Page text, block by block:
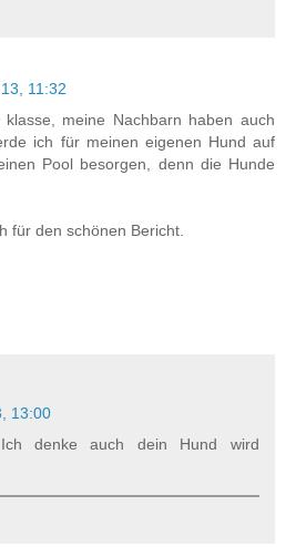
11:32
meine Nachbarn haben auch
ich für meinen eigenen Hund auf
Pool besorgen, denn die Hunde
für den schönen Bericht.
13:00
denke auch dein Hund wird